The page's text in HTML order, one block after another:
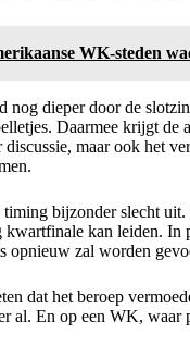
WK-steden
nog dieper door de
Daarmee krijgt de
discussie, maar ook het
bijzonder slecht
kan leiden. In
opnieuw zal worden
dat het beroep
al. En op een WK, waar